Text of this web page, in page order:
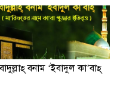
বনাম ‘ইবাদুল কা’বাহ্